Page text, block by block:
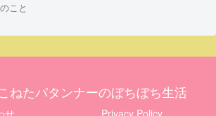
こと
ねたパタンナーのぼちぼち生活